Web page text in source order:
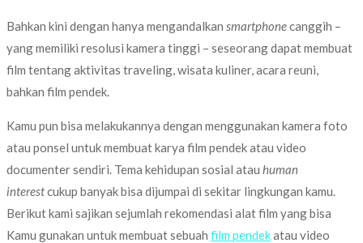
Bahkan kini dengan hanya mengandalkan smartphonecanggih –
yang memiliki resolusi kamera tinggi – seseorang dapat membuat
film tentang aktivitas traveling, wisata kuliner, acara reuni,
bahkan film pendek.
Kamu pun bisa melakukannya dengan menggunakan kamera foto
atau ponsel untuk membuat karya film pendek atau video
documenter sendiri. Tema kehidupan sosial atau human
interestcukup banyak bisa dijumpai di sekitar lingkungan kamu.
Berikut kami sajikan sejumlah rekomendasi alat film yang bisa
Kamu gunakan untuk membuat sebuah film pendekatau video